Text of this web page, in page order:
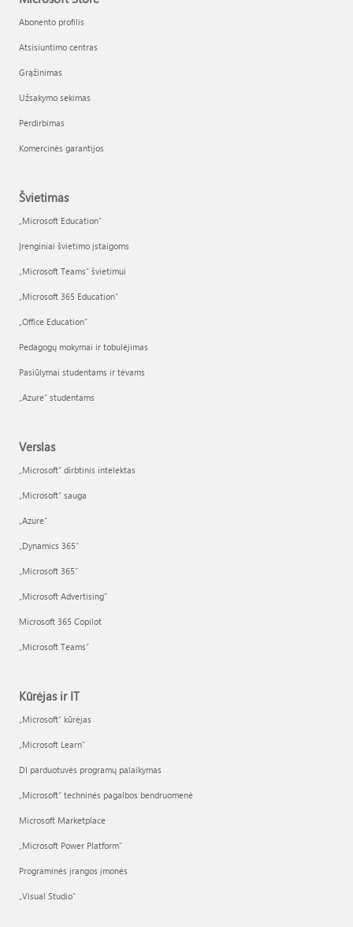
Abonento profilis
Atsisiuntimo centras
Grąžinimas
Užsakymo sekimas
Perdirbimas
Komercinės garantijos
Švietimas
„Microsoft Education“
Įrenginiai švietimo įstaigoms
„Microsoft Teams“ švietimui
„Microsoft 365 Education“
„Office Education“
Pedagogų mokymai ir tobulėjimas
Pasiūlymai studentams ir tėvams
„Azure“ studentams
Verslas
„Microsoft“ dirbtinis intelektas
„Microsoft“ sauga
„Azure”
„Dynamics 365“
„Microsoft 365“
„Microsoft Advertising“
Microsoft 365 Copilot
„Microsoft Teams“
Kūrėjas ir IT
„Microsoft“ kūrėjas
„Microsoft Learn“
DI parduotuvės programų palaikymas
„Microsoft“ techninės pagalbos bendruomenė
Microsoft Marketplace
„Microsoft Power Platform“
Programinės įrangos įmonės
„Visual Studio“